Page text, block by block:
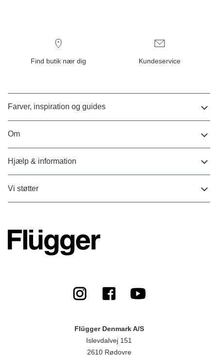
Find butik nær dig Kundeservice
Farver, inspiration og guides
Om
Hjælp & information
Vi støtter
Flügger Denmark A/S
Islevdalvej 151
2610 Rødovre